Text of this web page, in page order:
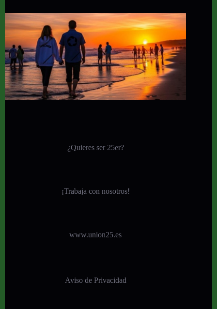
¿Quieres ser 25er?
¡Trabaja con nosotros!
www.union25.es
Aviso de Privacidad